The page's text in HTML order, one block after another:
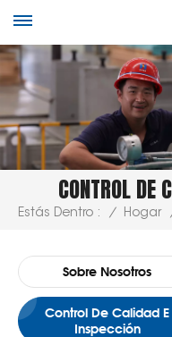
CONTROL DE
Estás Dentro : / Hogar
Sobre Nosotros
Control De Calidad E
Inspección